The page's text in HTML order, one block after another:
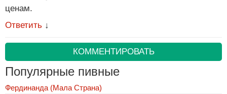
ценам.
Ответить ↓
КОММЕНТИРОВАТЬ
Популярные пивные
Фердинанда (Мала Страна)